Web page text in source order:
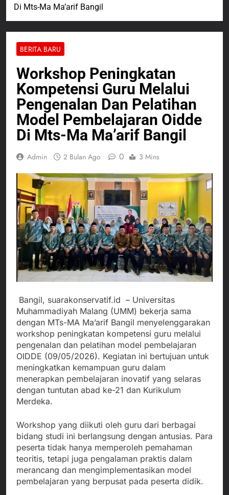
Di Mts-Ma Ma’arif Bangil
BERITA BARU
Workshop Peningkatan
Kompetensi Guru Melalui
Pengenalan Dan Pelatihan
Model Pembelajaran Oidde
Di Mts-Ma Ma’arif Bangil
Admin 2 Bulan Ago 0 3 Mins
Bangil, suarakonservatif.id – Universitas
Muhammadiyah Malang (UMM) bekerja sama
dengan MTs-MA Ma’arif Bangil menyelenggarakan
workshop peningkatan kompetensi guru melalui
pengenalan dan pelatihan model pembelajaran
OIDDE (09/05/2026). Kegiatan ini bertujuan untuk
meningkatkan kemampuan guru dalam
menerapkan pembelajaran inovatif yang selaras
dengan tuntutan abad ke-21 dan Kurikulum
Merdeka.
Workshop yang diikuti oleh guru dari berbagai
bidang studi ini berlangsung dengan antusias. Para
peserta tidak hanya memperoleh pemahaman
teoritis, tetapi juga pengalaman praktis dalam
merancang dan mengimplementasikan model
pembelajaran yang berpusat pada peserta didik.